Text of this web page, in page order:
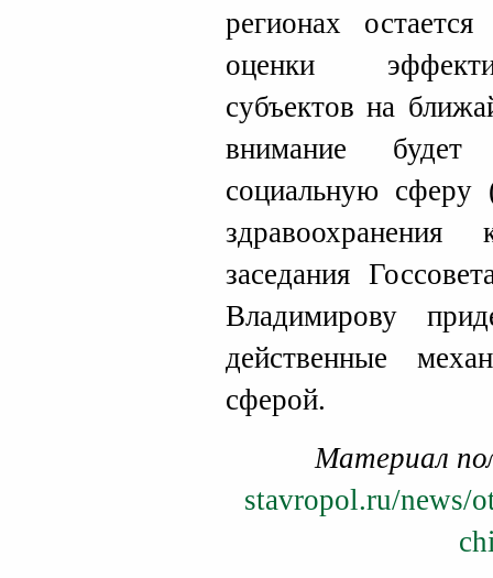
регионах
оценки
субъектов на
внимание
социальную
заседания
Владимирову
действенные
сферой.
Материал
stavropol.ru/news/